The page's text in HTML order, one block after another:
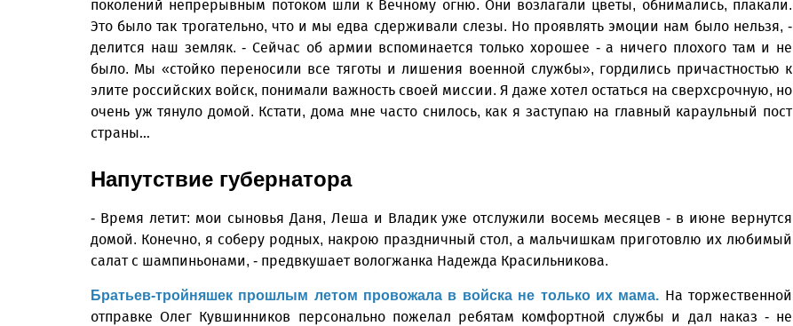
поколений непрерывным потоком шли к Вечному огню. Они возлагали цветы, обнимались, плакали.
Это было так трогательно, что и мы едва сдерживали слезы. Но проявлять эмоции нам было нельзя, -
делится наш земляк. - Сейчас об армии вспоминается только хорошее - а ничего плохого там и не
было. Мы «стойко переносили все тяготы и лишения военной службы», гордились причастностью к
элите российских войск, понимали важность своей миссии. Я даже хотел остаться на сверхсрочную, но
очень уж тянуло домой. Кстати, дома мне часто снилось, как я заступаю на главный караульный пост
страны…
Напутствие губернатора
- Время летит: мои сыновья Даня, Леша и Владик уже отслужили восемь месяцев - в июне вернутся
домой. Конечно, я соберу родных, накрою праздничный стол, а мальчишкам приготовлю их любимый
салат с шампиньонами, - предвкушает вологжанка Надежда Красильникова.
Братьев-тройняшек прошлым летом провожала в войска не только их мама. На торжественной
отправке Олег Кувшинников персонально пожелал ребятам комфортной службы и дал наказ - не